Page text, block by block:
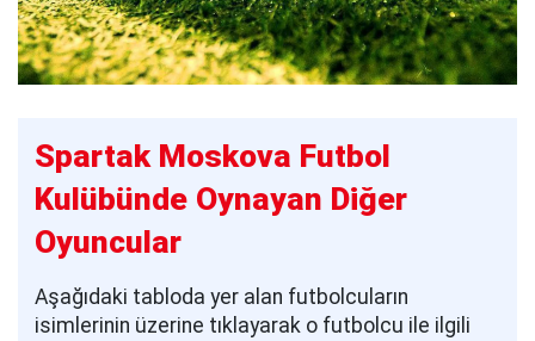
Spartak Moskova Futbol
Kulübünde Oynayan Diğer
Oyuncular
Aşağıdaki tabloda yer alan futbolcuların
isimlerinin üzerine tıklayarak o futbolcu ile ilgili